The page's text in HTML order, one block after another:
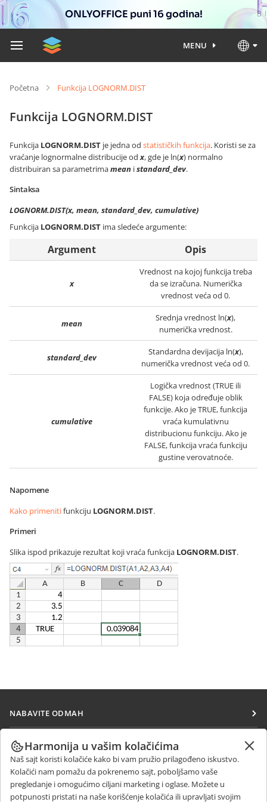
ONLYOFFICE puni 16 godina!
MENU
Početna Funkcija LOGNORM.DIST
Funkcija LOGNORM.DIST
Funkcija LOGNORM.DIST je jedna od statističkih funkcija. Koristi se za
vraćanje lognormalne distribucije odx, gde je ln(x) normalno
distribuiran sa parametrimamean istandard_dev.
Sintaksa
LOGNORM.DIST(x, mean, standard_dev, cumulative)
Funkcija LOGNORM.DIST ima sledeće argumente:
Argument Opis
x
Vrednost na kojoj funkcija treba
da se izračuna. Numerička
vrednost veća od 0.
mean
Srednja vrednost ln(x),
numerička vrednost.
standard_dev
Standardna devijacija ln(x),
numerička vrednost veća od 0.
cumulative
Logička vrednost (TRUE ili
FALSE) koja određuje oblik
funkcije. Ako je TRUE, funkcija
vraća kumulativnu
distribucionu funkciju. Ako je
FALSE, funkcija vraća funkciju
gustine verovatnoće.
Napomene
Kako primenitifunkciju LOGNORM.DIST.
Primeri
Slika ispod prikazuje rezultat koji vraća funkcija LOGNORM.DIST.
NABAVITE ODMAH
Docs
DocSpace
Workspace
Konektori
SARAĐUJTE
Za doprinosioce
Za prevodioce
PRIMAJTE VESTI
Blog
DOBIJTE POMOĆ
Harmonija u vašim kolačićima
Naš sajt koristi kolačiće kako bi vam pružio prilagođeno iskustvo.
Kolačići nam pomažu da pokrenemo sajt, poboljšamo vaše
pregledanje i omogućimo ciljani marketing i oglase. Možete u
potpunosti pristati na naše korišćenje kolačića ili upravljati svojim